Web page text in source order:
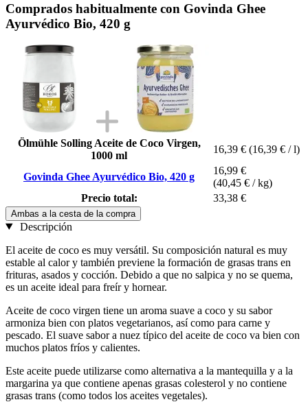
Comprados habitualmente con Govinda Ghee
Ayurvédico Bio, 420 g
Ölmühle Solling Aceite de Coco Virgen,
1000 ml
16,39 € (16,39 € / l)
Govinda Ghee Ayurvédico Bio, 420 g
16,99 €
(40,45 € / kg)
Precio total:
33,38 €
Ambas a la cesta de la compra
Descripción
El aceite de coco es muy versátil. Su composición natural es muy
estable al calor y también previene la formación de grasas trans en
frituras, asados y cocción. Debido a que no salpica y no se quema,
es un aceite ideal para freír y hornear.
Aceite de coco virgen tiene un aroma suave a coco y su sabor
armoniza bien con platos vegetarianos, así como para carne y
pescado. El suave sabor a nuez típico del aceite de coco va bien con
muchos platos fríos y calientes.
Este aceite puede utilizarse como alternativa a la mantequilla y a la
margarina ya que contiene apenas grasas colesterol y no contiene
grasas trans (como todos los aceites vegetales).